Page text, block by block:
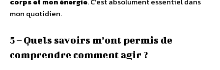
mon quotidien.
5 – Quels savoirs m’ont permis de
comprendre comment agir ?